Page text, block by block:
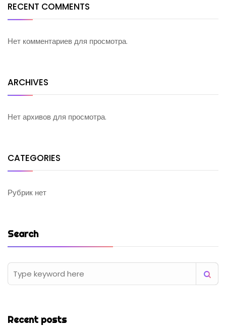
RECENT COMMENTS
Нет комментариев для просмотра.
ARCHIVES
Нет архивов для просмотра.
CATEGORIES
Рубрик нет
Search
Recent posts